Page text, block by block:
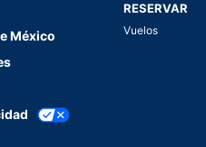
México
RESERVAR
Vuelos